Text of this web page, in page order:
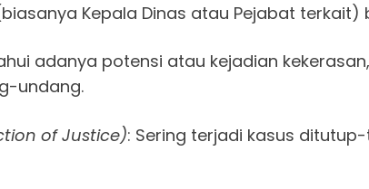
Kepala Dinas atau Pejabat
adanya potensi atau kejadian
undang.
of Justice): Sering terjadi kasus